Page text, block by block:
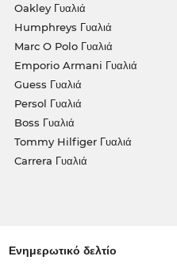
Oakley Γυαλιά
Humphreys Γυαλιά
Marc O Polo Γυαλιά
Emporio Armani Γυαλιά
Guess Γυαλιά
Persol Γυαλιά
Boss Γυαλιά
Tommy Hilfiger Γυαλιά
Carrera Γυαλιά
Ενημερωτικό δελτίο